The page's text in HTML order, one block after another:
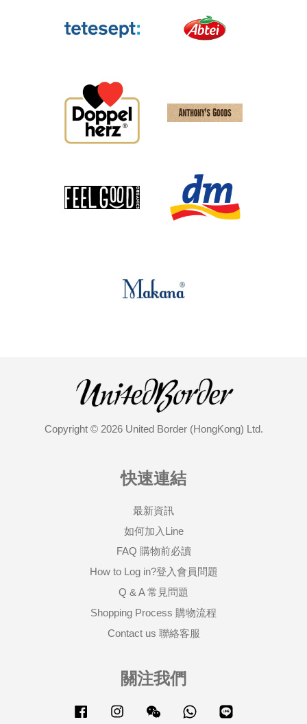
Copyright © 2026 United Border (HongKong) Ltd.
快速連結
最新資訊
如何加入Line
FAQ 購物前必讀
How to Log in?登入會員問題
Q & A 常見問題
Shopping Process 購物流程
Contact us 聯絡客服
關注我們
Facebook Instagram Wechat Whatsapp